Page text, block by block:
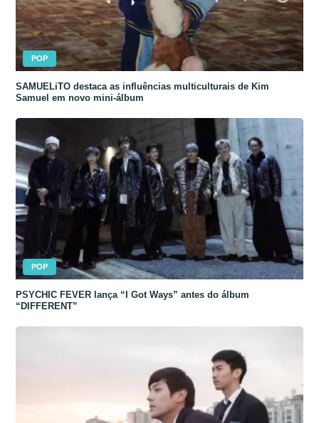
POP
SAMUELiTO destaca as influências multiculturais de Kim
Samuel em novo mini-álbum
POP
PSYCHIC FEVER lança “I Got Ways” antes do álbum
“DIFFERENT”